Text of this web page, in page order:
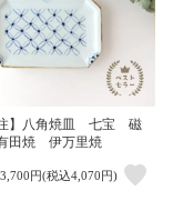
注】八角焼皿 七宝 磁
焼 伊万里焼
3,700円(税込4,070円)